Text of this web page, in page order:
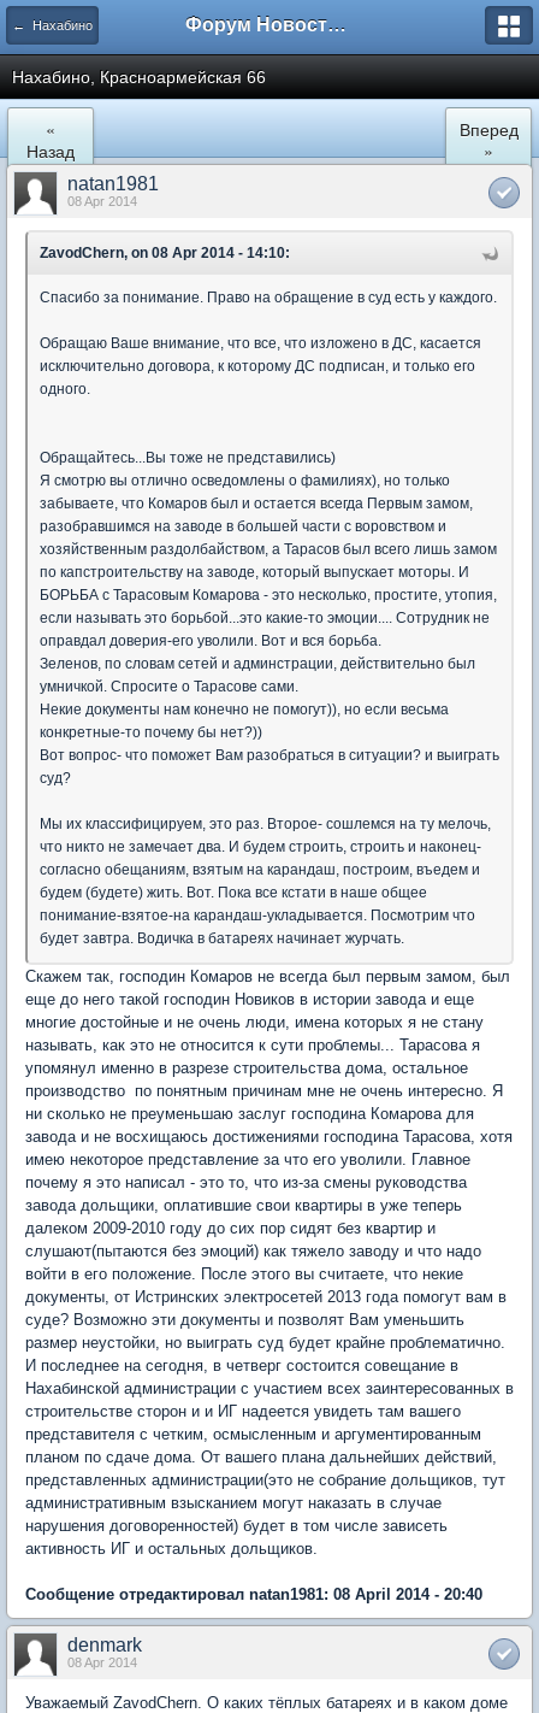
← Нахабино Форум Новостройки
Нахабино, Красноармейская 66
«
Назад
Вперед
»
natan1981
08 Apr 2014
ZavodChern, on 08 Apr 2014 - 14:10:
Спасибо за понимание. Право на обращение в суд есть у каждого.
Обращаю Ваше внимание, что все, что изложено в ДС, касается
исключительно договора, к которому ДС подписан, и только его
одного.
Обращайтесь...Вы тоже не представились)
Я смотрю вы отлично осведомлены о фамилиях), но только
забываете, что Комаров был и остается всегда Первым замом,
разобравшимся на заводе в большей части с воровством и
хозяйственным раздолбайством, а Тарасов был всего лишь замом
по капстроительству на заводе, который выпускает моторы. И
БОРЬБА с Тарасовым Комарова - это несколько, простите, утопия,
если называть это борьбой...это какие-то эмоции.... Сотрудник не
оправдал доверия-его уволили. Вот и вся борьба.
Зеленов, по словам сетей и админстрации, действительно был
умничкой. Спросите о Тарасове сами.
Некие документы нам конечно не помогут)), но если весьма
конкретные-то почему бы нет?))
Вот вопрос- что поможет Вам разобраться в ситуации? и выиграть
суд?
Мы их классифицируем, это раз. Второе- сошлемся на ту мелочь,
что никто не замечает два. И будем строить, строить и наконец-
согласно обещаниям, взятым на карандаш, построим, въедем и
будем (будете) жить. Вот. Пока все кстати в наше общее
понимание-взятое-на карандаш-укладывается. Посмотрим что
будет завтра. Водичка в батареях начинает журчать.
Скажем так, господин Комаров не всегда был первым замом, был
еще до него такой господин Новиков в истории завода и еще
многие достойные и не очень люди, имена которых я не стану
называть, как это не относится к сути проблемы... Тарасова я
упомянул именно в разрезе строительства дома, остальное
производство по понятным причинам мне не очень интересно. Я
ни сколько не преуменьшаю заслуг господина Комарова для
завода и не восхищаюсь достижениями господина Тарасова, хотя
имею некоторое представление за что его уволили. Главное
почему я это написал - это то, что из-за смены руководства
завода дольщики, оплатившие свои квартиры в уже теперь
далеком 2009-2010 году до сих пор сидят без квартир и
слушают(пытаются без эмоций) как тяжело заводу и что надо
войти в его положение. После этого вы считаете, что некие
документы, от Истринских электросетей 2013 года помогут вам в
суде? Возможно эти документы и позволят Вам уменьшить
размер неустойки, но выиграть суд будет крайне проблематично.
И последнее на сегодня, в четверг состоится совещание в
Нахабинской администрации с участием всех заинтересованных в
строительстве сторон и и ИГ надеется увидеть там вашего
представителя с четким, осмысленным и аргументированным
планом по сдаче дома. От вашего плана дальнейших действий,
представленных администрации(это не собрание дольщиков, тут
административным взысканием могут наказать в случае
нарушения договоренностей) будет в том числе зависеть
активность ИГ и остальных дольщиков.
Сообщение отредактировал natan1981: 08 April 2014 - 20:40
denmark
08 Apr 2014
Уважаемый ZavodChern. О каких тёплых батареях и в каком доме